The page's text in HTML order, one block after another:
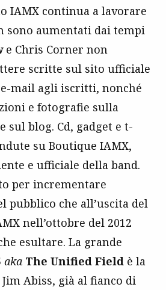
IAMX continua a lavorare
sono aumentati dai tempi
e Chris Corner non
scritte sul sito ufficiale
mail agli iscritti, nonché
e fotografie sulla
sul blog. Cd, gadget e t-
su Boutique IAMX,
e ufficiale della band.
per incrementare
pubblico che all’uscita del
nell’ottobre del 2012
esultare. La grande
aka The Unified Field è la
Abiss, già al fianco di